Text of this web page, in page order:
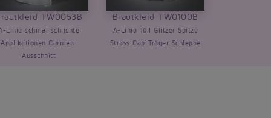
TW0053B
Linie schmal schlichte
Applikationen Carmen-
Ausschnitt
Brautkleid TW0100B
A-Linie Tüll Glitzer Spitze
Strass Cap-Träger Schleppe